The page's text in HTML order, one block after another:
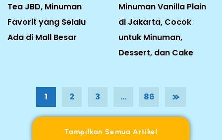
Tea JBD, Minuman
Favorit yang Selalu
Ada di Mall Besar
Minuman Vanilla Plain
di Jakarta, Cocok
untuk Minuman,
Dessert, dan Cake
1 2 3 … 86
Tampilkan Semua Artikel